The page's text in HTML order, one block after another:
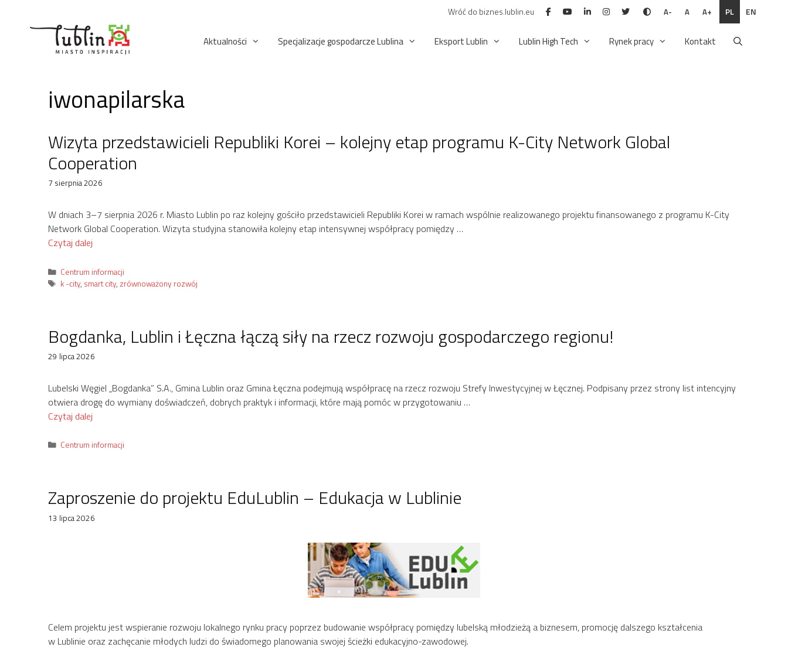
Wróć do biznes.lublin.eu A- A A+ PL EN
Aktualności Specjalizacje gospodarcze Lublina Eksport Lublin Lublin High Tech Rynek pracy Kontakt
iwonapilarska
Wizyta przedstawicieli Republiki Korei – kolejny etap programu K-City Network Global
Cooperation
7 sierpnia 2026
W dniach 3–7 sierpnia 2026 r. Miasto Lublin po raz kolejny gościło przedstawicieli Republiki Korei w ramach wspólnie realizowanego projektu finansowanego z programu K-City
Network Global Cooperation. Wizyta studyjna stanowiła kolejny etap intensywnej współpracy pomiędzy …
Czytaj dalej
Kategorie
Centrum informacji
Tagi
k -city, smart city, zrównoważony rozwój
Bogdanka, Lublin i Łęczna łączą siły na rzecz rozwoju gospodarczego regionu!
29 lipca 2026
Lubelski Węgiel „Bogdanka” S.A., Gmina Lublin oraz Gmina Łęczna podejmują współpracę na rzecz rozwoju Strefy Inwestycyjnej w Łęcznej. Podpisany przez strony list intencyjny
otwiera drogę do wymiany doświadczeń, dobrych praktyk i informacji, które mają pomóc w przygotowaniu …
Czytaj dalej
Kategorie
Centrum informacji
Zaproszenie do projektu EduLublin – Edukacja w Lublinie
13 lipca 2026
Celem projektu jest wspieranie rozwoju lokalnego rynku pracy poprzez budowanie współpracy pomiędzy lubelską młodzieżą a biznesem, promocję dalszego kształcenia
w Lublinie oraz zachęcanie młodych ludzi do świadomego planowania swojej ścieżki edukacyjno-zawodowej.